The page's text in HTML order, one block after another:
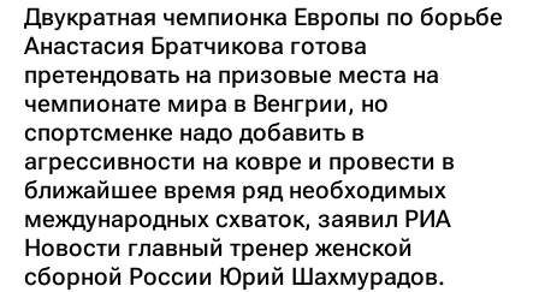
Двукратная чемпионка Европы по борьбе
Анастасия Братчикова готова
претендовать на призовые места на
чемпионате мира в Венгрии, но
спортсменке надо добавить в
агрессивности на ковре и провести в
ближайшее время ряд необходимых
международных схваток, заявил РИА
Новости главный тренер женской
сборной России Юрий Шахмурадов.